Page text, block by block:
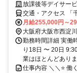
放課後等デイサー
交通・アクセス 「
月給255,000円～
大阪府大阪市西淀
勤務時間詳細 実働
り18日 〜 20日
業はほとんどあり
仕事内容 ＼＼⭐ 働